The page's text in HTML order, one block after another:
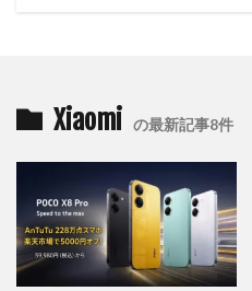
Xiaomi の最新記事8件